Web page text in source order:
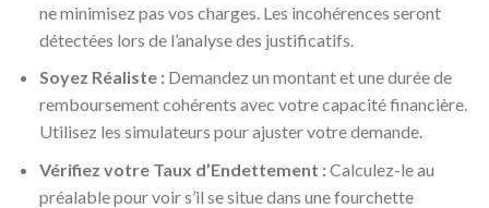
ne minimisez pas vos charges. Les incohérences seront
détectées lors de l’analyse des justificatifs.
Soyez Réaliste :Demandez un montant et une durée de
remboursement cohérents avec votre capacité financière.
Utilisez les simulateurs pour ajuster votre demande.
Vérifiez votre Taux d’Endettement :Calculez-le au
préalable pour voir s’il se situe dans une fourchette